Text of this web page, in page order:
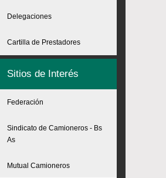
Delegaciones
Cartilla de Prestadores
Sitios de Interés
Federación
Sindicato de Camioneros - Bs
As
Mutual Camioneros